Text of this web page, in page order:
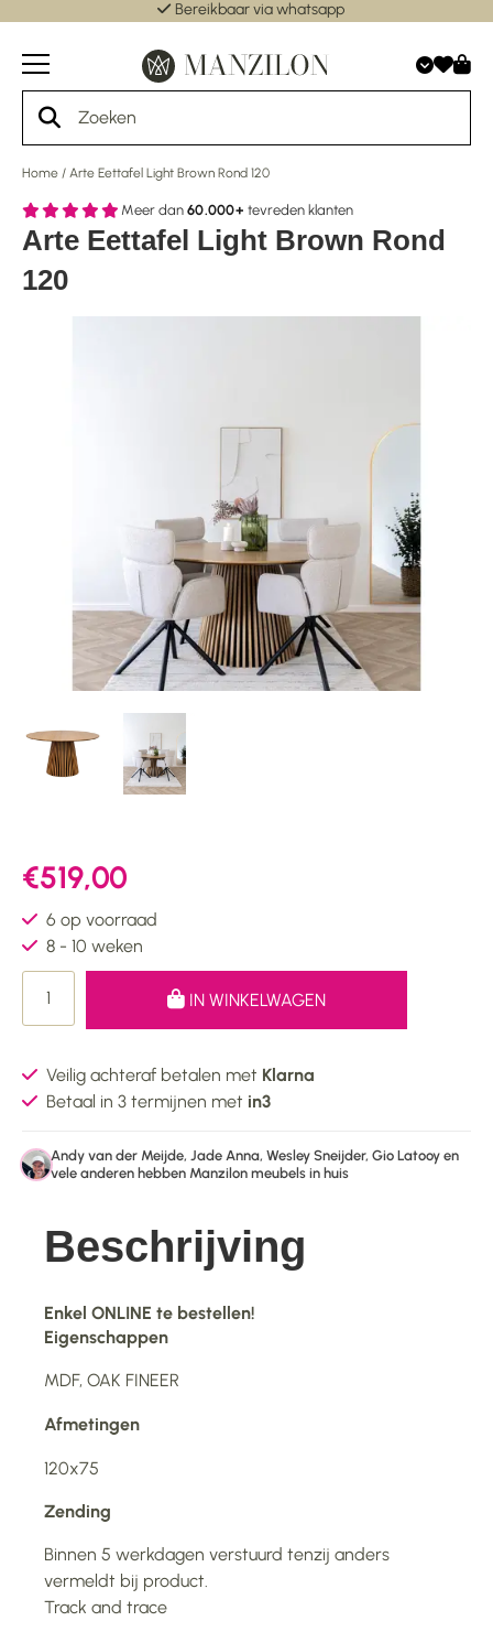
Bereikbaar via whatsapp
Home / Arte Eettafel Light Brown Rond 120
Meer dan 60.000+ tevreden klanten
Arte Eettafel Light Brown Rond
120
€519,00
6 op voorraad
8 - 10 weken
IN WINKELWAGEN
Veilig achteraf betalen met Klarna
Betaal in 3 termijnen met in3
Andy van der Meijde, Jade Anna, Wesley Sneijder, Gio Latooy en
vele anderen hebben Manzilon meubels in huis
Beschrijving
Enkel ONLINE te bestellen!
Eigenschappen
MDF, OAK FINEER
Afmetingen
120x75
Zending
Binnen 5 werkdagen verstuurd tenzij anders
vermeldt bij product.
Track and trace